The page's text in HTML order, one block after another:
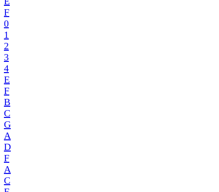
F
0
1
2
3
4
E
F
B
C
G
A
D
F
A
C